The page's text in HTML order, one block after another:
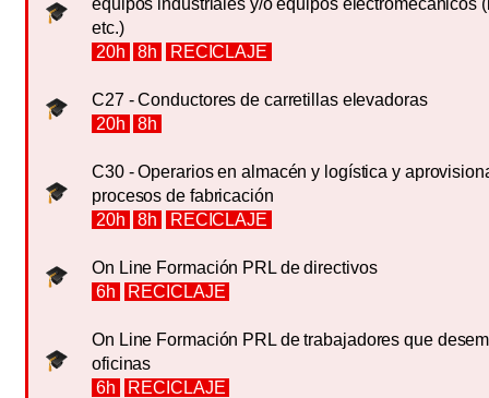
equipos industriales y/o equipos electromecánicos
etc.)
20h
8h RECICLAJE
C27 - Conductores de carretillas elevadoras
20h
8h
C30 - Operarios en almacén y logística y
procesos de fabricación
20h
8h RECICLAJE
On Line Formación PRL de directivos
6h
RECICLAJE
On Line Formación PRL de trabajadores que
oficinas
6h
RECICLAJE